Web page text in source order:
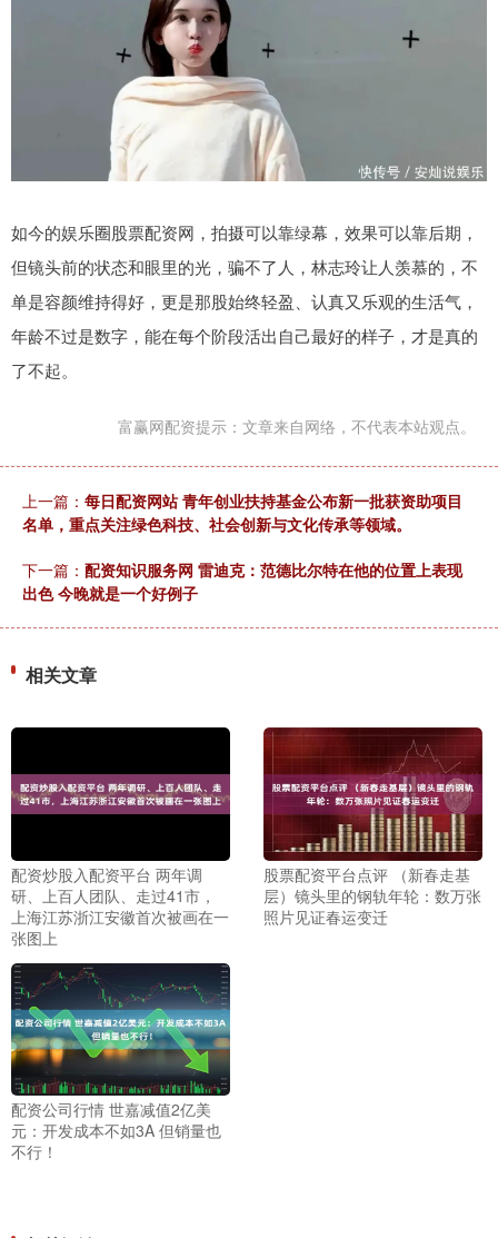
如今的娱乐圈股票配资网，拍摄可以靠绿幕，效果可以靠后期，
但镜头前的状态和眼里的光，骗不了人，林志玲让人羡慕的，不
单是容颜维持得好，更是那股始终轻盈、认真又乐观的生活气，
年龄不过是数字，能在每个阶段活出自己最好的样子，才是真的
了不起。
富赢网配资提示：文章来自网络，不代表本站观点。
上一篇： 每日配资网站 青年创业扶持基金公布新一批获资助项目
名单，重点关注绿色科技、社会创新与文化传承等领域。
下一篇： 配资知识服务网 雷迪克：范德比尔特在他的位置上表现
出色 今晚就是一个好例子
相关文章
配资炒股入配资平台 两年调
研、上百人团队、走过41市，
上海江苏浙江安徽首次被画在一
张图上
股票配资平台点评 （新春走基
层）镜头里的钢轨年轮：数万张
照片见证春运变迁
配资公司行情 世嘉减值2亿美
元：开发成本不如3A 但销量也
不行！